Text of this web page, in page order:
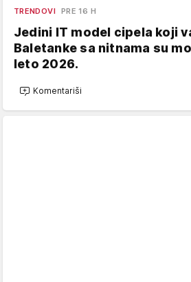
TRENDOVI PRE 16 H
Jedini IT model cipela koji
Baletanke sa nitnama su
leto 2026.
Komentariši